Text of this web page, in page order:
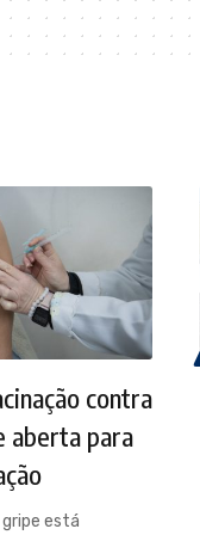
contra
aberta para
está